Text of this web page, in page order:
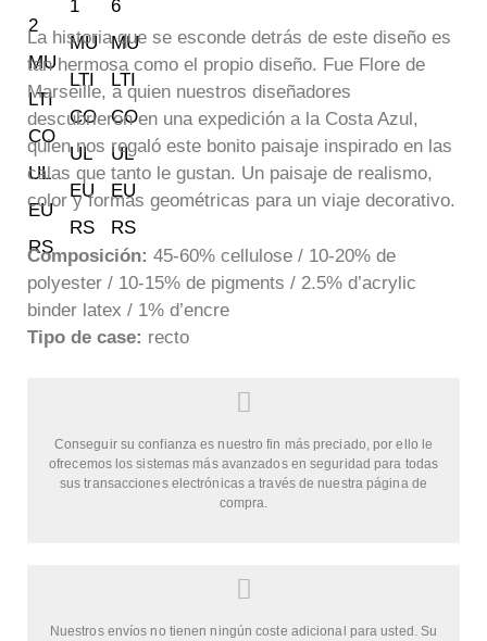
La historia que se esconde detrás de este diseño es
tan hermosa como el propio diseño. Fue Flore de
Marseille, a quien nuestros diseñadores
descubrieron en una expedición a la Costa Azul,
quien nos regaló este bonito paisaje inspirado en las
calas que tanto le gustan. Un paisaje de realismo,
color y formas geométricas para un viaje decorativo.
Composición: 45-60% cellulose / 10-20% de
polyester / 10-15% de pigments / 2.5% d’acrylic
binder latex / 1% d’encre
Tipo de case: recto
Conseguir su confianza es nuestro fin más preciado, por ello le
ofrecemos los sistemas más avanzados en seguridad para todas
sus transacciones electrónicas a través de nuestra página de
compra.
Nuestros envíos no tienen ningún coste adicional para usted. Su